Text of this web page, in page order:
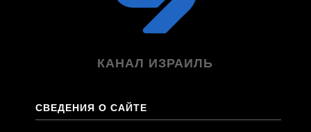
КАНАЛ ИЗРАИЛЬ
СВЕДЕНИЯ О САЙТЕ